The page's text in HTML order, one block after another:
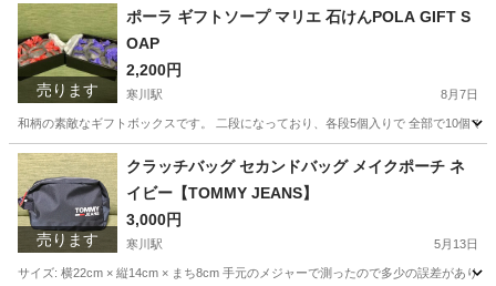
神奈川 高座郡 寒川駅 需要
売ります
ポーラ ギフトソープ マリエ 石けんPOLA GIFT S
OAP
2,200円
寒川駅 8月7日
和柄の素敵なギフトボックスです。 二段になっており、各段5個入りで 全部で10個で
神奈川 高座郡 寒川駅 家庭用品 POLA
売ります
クラッチバッグ セカンドバッグ メイクポーチ ネ
イビー【TOMMY JEANS】
3,000円
寒川駅 5月13日
サイズ: 横22cm × 縦14cm × まち8cm 手元のメジャーで測ったので多少の誤差があり